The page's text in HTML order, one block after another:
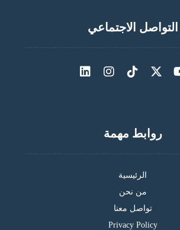
التواصل الاجتماعي
روابط مهمة
الرئيسية
من نحن
تواصل معنا
Privacy Policy